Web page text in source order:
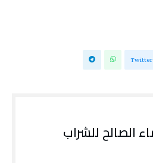
Twitter
الصالح للشراب